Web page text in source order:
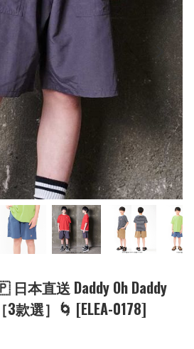
日本直送 Daddy Oh Daddy
款選］🌀 [ELEA-0178]